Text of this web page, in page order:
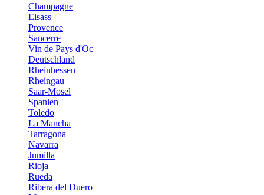
Champagne
Elsass
Provence
Sancerre
Vin de Pays d'Oc
Deutschland
Rheinhessen
Rheingau
Saar-Mosel
Spanien
Toledo
La Mancha
Tarragona
Navarra
Jumilla
Rioja
Rueda
Ribera del Duero